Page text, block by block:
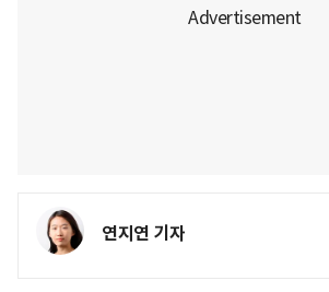
연지연 기자